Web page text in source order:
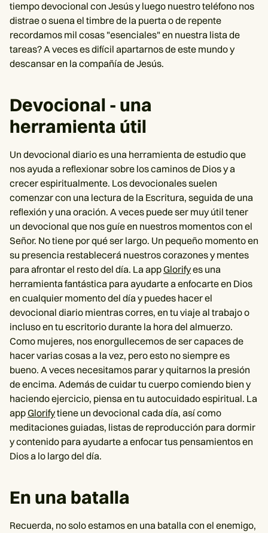
tiempo devocional con Jesús y luego nuestro teléfono nos
distrae o suena el timbre de la puerta o de repente
recordamos mil cosas "esenciales" en nuestra lista de
tareas? A veces es difícil apartarnos de este mundo y
descansar en la compañía de Jesús.
Devocional - una
herramienta útil
Un devocional diario es una herramienta de estudio que
nos ayuda a reflexionar sobre los caminos de Dios y a
crecer espiritualmente. Los devocionales suelen
comenzar con una lectura de la Escritura, seguida de una
reflexión y una oración. A veces puede ser muy útil tener
un devocional que nos guíe en nuestros momentos con el
Señor. No tiene por qué ser largo. Un pequeño momento en
su presencia restablecerá nuestros corazones y mentes
para afrontar el resto del día. La appGlorifyes una
herramienta fantástica para ayudarte a enfocarte en Dios
en cualquier momento del día y puedes hacer el
devocional diario mientras corres, en tu viaje al trabajo o
incluso en tu escritorio durante la hora del almuerzo.
Como mujeres, nos enorgullecemos de ser capaces de
hacer varias cosas a la vez, pero esto no siempre es
bueno. A veces necesitamos parar y quitarnos la presión
de encima. Además de cuidar tu cuerpo comiendo bien y
haciendo ejercicio, piensa en tu autocuidado espiritual. La
appGlorifytiene un devocional cada día, así como
meditaciones guiadas, listas de reproducción para dormir
y contenido para ayudarte a enfocar tus pensamientos en
Dios a lo largo del día.
En una batalla
Recuerda, no solo estamos en una batalla con el enemigo,